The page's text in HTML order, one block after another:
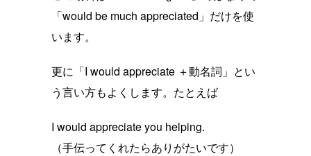
「would be much appreciated」だけを使
います。
更に「I would appreciate ＋動名詞」とい
う言い方もよくします。たとえば
I would appreciate you helping.
（手伝ってくれたらありがたいです）